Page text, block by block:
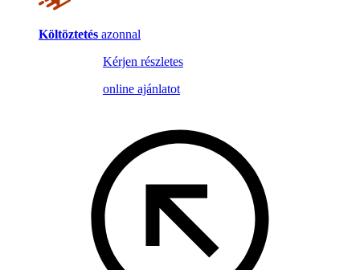
Költöztetés azonnal
Kérjen részletes
online ajánlatot